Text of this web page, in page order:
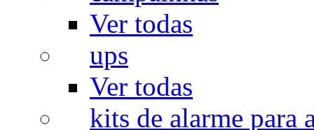
Ver todas
ups
Ver todas
kits de alarme para